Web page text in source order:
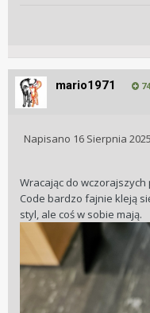
mario1971
Napisano 16 Sierpnia 2025
Wracając do
Code bardzo fajnie kleją
styl, ale coś w sobie mają.